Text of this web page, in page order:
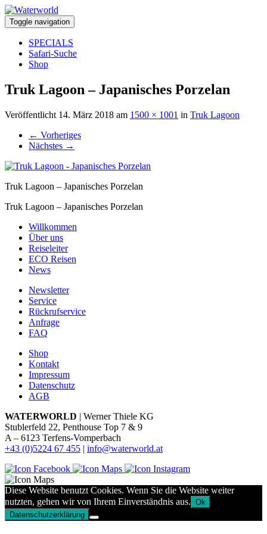
Toggle navigation
SPECIALS
Safari-Suche
Shop
Truk Lagoon – Japanisches Porzelan
Veröffentlicht 14. März 2018 am 1500 × 1001 in Truk Lagoon
← Vorheriges
Nächstes →
Truk Lagoon – Japanisches Porzelan
Truk Lagoon – Japanisches Porzelan
Willkommen
Über uns
Reiseleiter
ECO Reisen
News
Newsletter
Service
Rückrufservice
Anfrage
FAQ
Shop
Kontakt
Impressum
Datenschutz
AGB
WATERWORLD | Werner Thiele KG
Stublerfeld 22, Penthouse Top 7 & 9
A – 6123 Terfens-Vomperbach
+43 (0)5224 67 455 | info@waterworld.at
Diese Website benutzt Cookies. Wenn Sie die Website weiter
nutzten, gehen wir von Ihrem Einverständnis aus. Ok
Datenschutzerklärung